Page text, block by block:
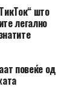
што
легално
повеќе од